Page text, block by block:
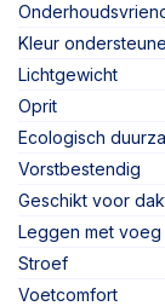
Kleur
Lichtgewicht
Oprit
Ecologisch
Vorstbestendig
Geschikt voor
Leggen met voeg
Stroef
Voetcomfort